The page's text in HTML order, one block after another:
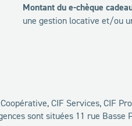
Montant du e-chèque
une gestion locative et/ou
CIF Services, CIF
sont situées 11 rue Basse